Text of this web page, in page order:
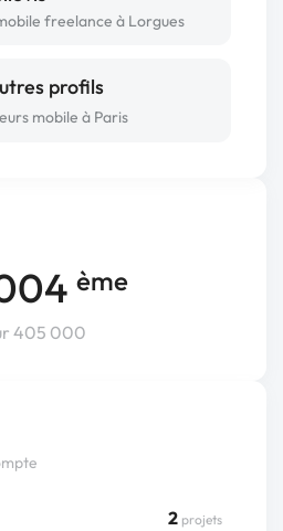
ème
405 000
2 projets
freelance à Lorgues
profils
mobile à Paris